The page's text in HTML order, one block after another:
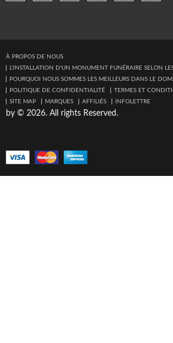
À PROPOS DE NOUS
L'INSTALLATION D'UN MONUMENT FUNÉRAIRE SELON
POURQUOI NOUS SOMMES LES MEILLEURS DANS LE
POLITIQUE DE CONFIDENTIALITÉ
TERMES ET
SITE MAP
MARQUES AFFILIÉS INFOLETTRE
by © 2026. All rights Reserved.